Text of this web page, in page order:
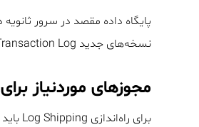
نسخه‌های جدید Transaction Log را از سرور اصلی تهیه، به سرور ثانویه منتقل و سپس اعمال (Restore) کرد.
مجوزهای موردنیاز برای Log Shipping
برای راه‌اندازی Log Shipping باید سطح دسترسی